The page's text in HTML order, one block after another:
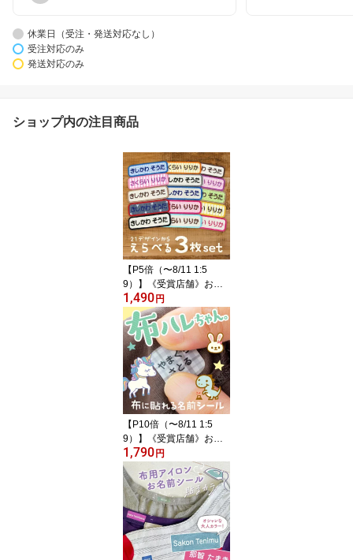
休業日（受注・発送対応なし）
受注対応のみ
発送対応のみ
ショップ内の注目商品
【P5倍（〜8/11 1:5
9）】《受賞店舗》お名
前ワッペン 名前刺繍 オ
ーダー 3枚 ひらがな ロー
マ字 シンプル 名前 ワッ
ペン チェック/ストライ
プ/生成/デニム風 入園入
学準備 お稽古バッグ ス
モック おなまえわっぺん
ネーム【長方形 よこな
が】ピンク
1,490 円
【P10倍（〜8/11 1:5
9）】《受賞店舗》お名
前シール 布用ノンアイロ
ン アイロン不要 布にア
イロン無しで貼れる 布ハ
レちゃん 防水 耐水 555
デザイン クラス名 ふり
がな 洗濯に強い 漢字 名
前シール おなまえシール
耐水 防水 スピード出荷
1,790 円